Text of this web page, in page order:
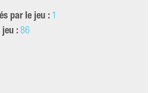
par le jeu : 1
jeu : 86